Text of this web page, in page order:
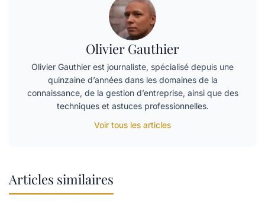
Olivier Gauthier
Olivier Gauthier est journaliste, spécialisé depuis une
quinzaine d’années dans les domaines de la
connaissance, de la gestion d’entreprise, ainsi que des
techniques et astuces professionnelles.
Voir tous les articles
Articles similaires